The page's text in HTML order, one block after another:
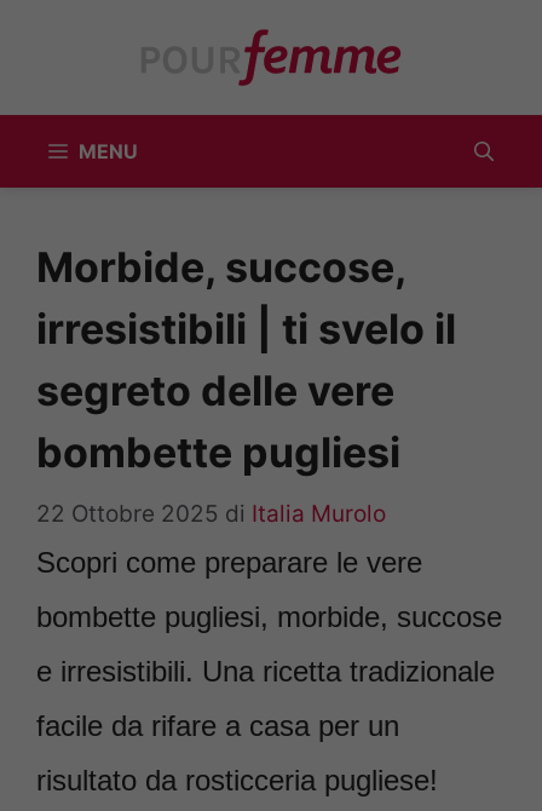
MENU
Morbide, succose,
irresistibili | ti svelo il
segreto delle vere
bombette pugliesi
22 Ottobre 2025 di Italia Murolo
Scopri come preparare le vere
bombette pugliesi, morbide, succose
e irresistibili. Una ricetta tradizionale
facile da rifare a casa per un
risultato da rosticceria pugliese!